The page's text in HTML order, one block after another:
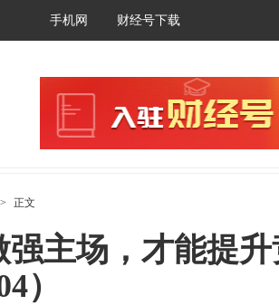
手机网 财经号下载
> 正文
强主场，才能提
）